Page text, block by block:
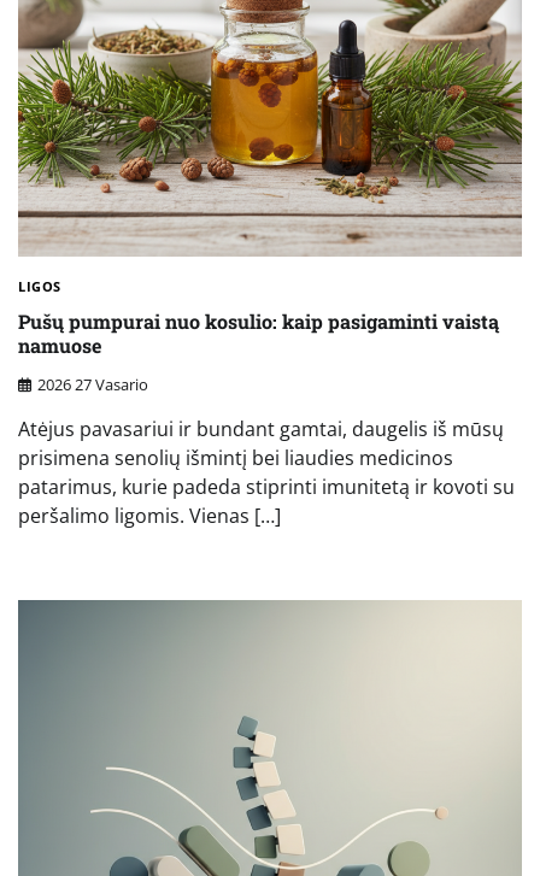
LIGOS
Pušų pumpurai nuo kosulio: kaip pasigaminti vaistą
namuose
2026 27 Vasario
Atėjus pavasariui ir bundant gamtai, daugelis iš mūsų
prisimena senolių išmintį bei liaudies medicinos
patarimus, kurie padeda stiprinti imunitetą ir kovoti su
peršalimo ligomis. Vienas […]